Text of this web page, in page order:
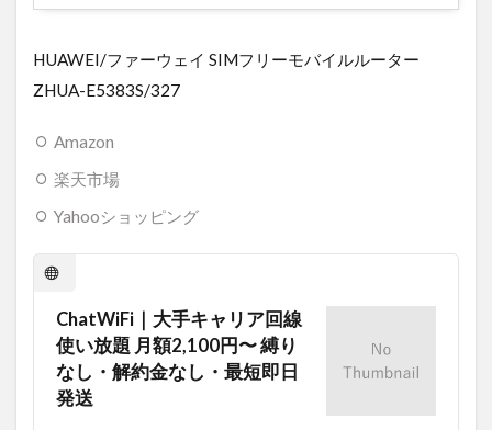
HUAWEI/ファーウェイ SIMフリーモバイルルーター
ZHUA-E5383S/327
Amazon
楽天市場
Yahooショッピング
ChatWiFi｜大手キャリア回線
使い放題 月額2,100円〜 縛り
なし・解約金なし・最短即日
発送